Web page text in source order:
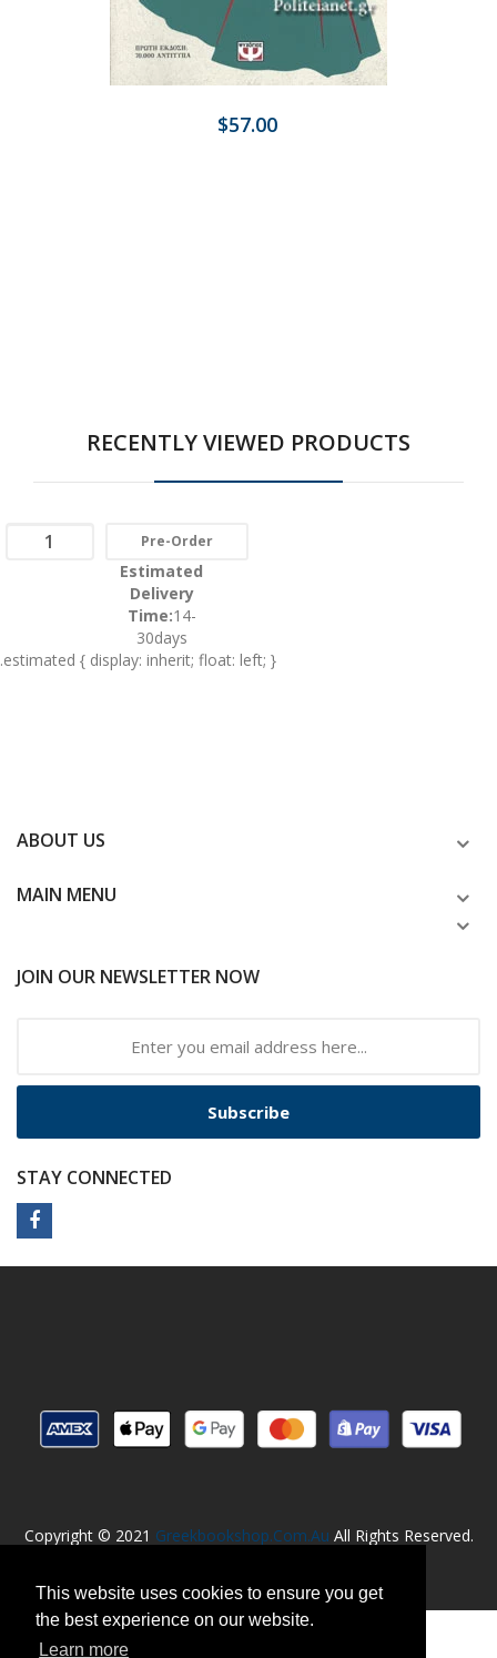
This website uses cookies to ensure you get
the best experience on our website.
Learn more
$57.00
RECENTLY VIEWED PRODUCTS
Pre-Order
Estimated
Delivery
Time:14-
30days
.estimated { display: inherit; float: left; }
ABOUT US
MAIN MENU
JOIN OUR NEWSLETTER NOW
Subscribe
STAY CONNECTED
Copyright © 2021 Greekbookshop.com.au All Rights Reserved.